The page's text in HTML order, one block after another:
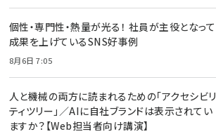
個性・専門性・熱量が光る！ 社員が主役となって
成果を上げているSNS好事例
8月6日 7:05
人と機械の両方に読まれるための「アクセシビリ
ティツリー」／AIに自社ブランドは表示されてい
ますか？【Web担当者向け講演】